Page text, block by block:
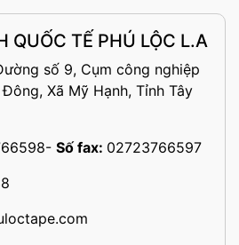
QUỐC TẾ PHÚ LỘC L.A
số 9, Cụm công nghiệp
Xã Mỹ Hạnh, Tỉnh Tây
- Số fax: 02723766597